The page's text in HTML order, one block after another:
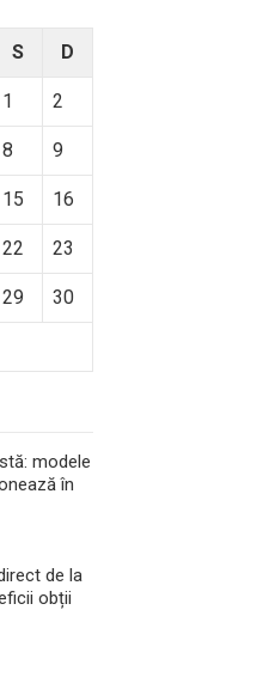
S D
1 2
8 9
15 16
22 23
29 30
modele
în
de la
obții